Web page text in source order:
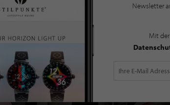
Newsletter
Mit